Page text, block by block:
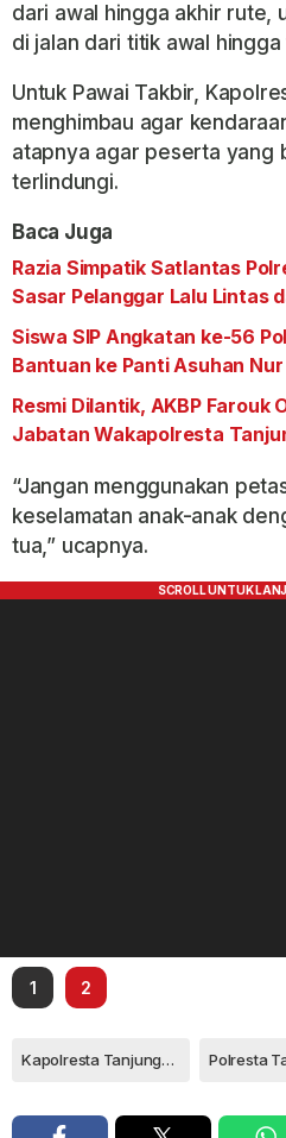
dari awal hingga akhir rute,
di jalan dari titik awal hingga
Untuk Pawai Takbir,
menghimbau agar
atapnya agar peserta yang
terlindungi.
Baca Juga
Razia Simpatik Satlantas
Sasar Pelanggar Lalu Lintas
Siswa SIP Angkatan ke-56
Bantuan ke Panti Asuhan
Resmi Dilantik, AKBP Farouk
Jabatan Wakapolresta
“Jangan menggunakan
keselamatan anak-anak
tua,” ucapnya.
1 2
Kapolresta Tanjungpinang Kombes Pol Heribertus Ompusunggu